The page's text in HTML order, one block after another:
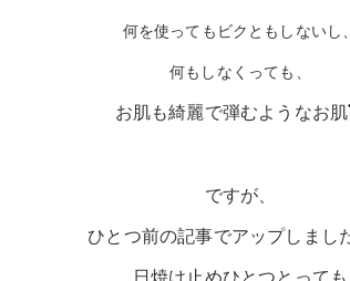
何を使ってもビクともしないし、
何もしなくっても、
お肌も綺麗で弾むようなお肌
ですが、
ひとつ前の記事でアップしまし
日焼け止めひとつとっても